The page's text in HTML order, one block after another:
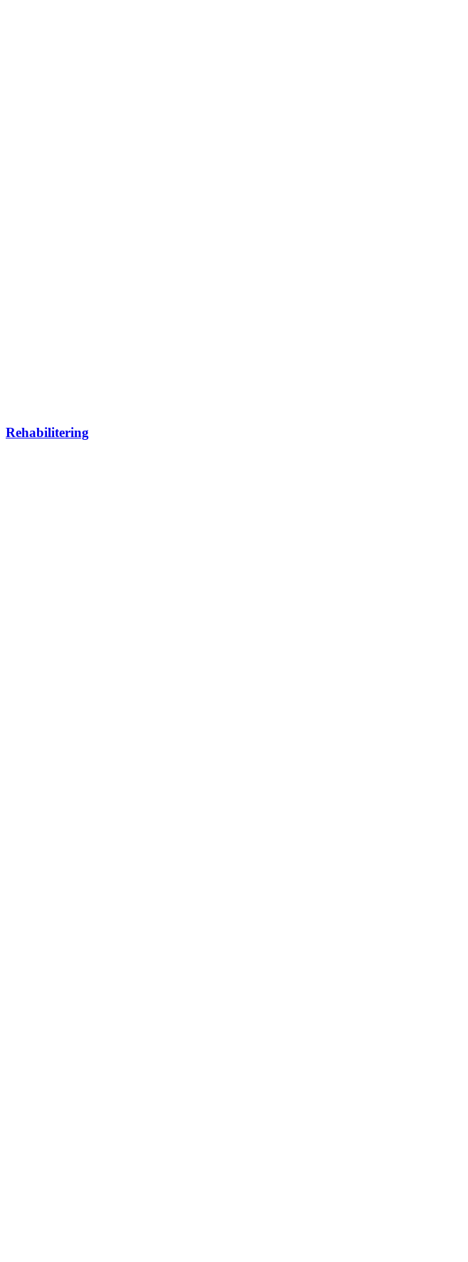
Rehabilitering